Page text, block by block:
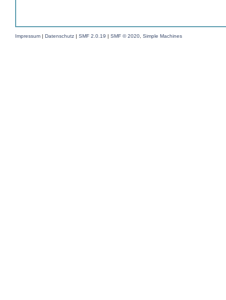
Impressum | Datenschutz | SMF 2.0.19 | SMF © 2020 Simple Machines